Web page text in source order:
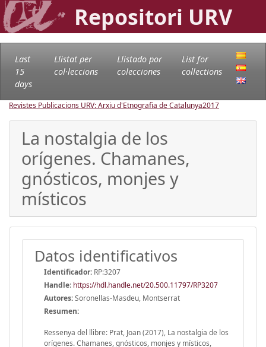
Repositori URV
Last
15
days
Llistat per
col·leccions
Llistado por
colecciones
List for
collections
Revistes Publicacions URV: Arxiu d'Etnografia de Catalunya2017
La nostalgia de los
orígenes. Chamanes,
gnósticos, monjes y
místicos
Datos identificativos
Identificador: RP:3207
Handle: https://hdl.handle.net/20.500.11797/RP3207
Autores:Soronellas-Masdeu, Montserrat
Resumen:
Ressenya del llibre: Prat, Joan (2017), La nostalgia de los
orígenes. Chamanes, gnósticos, monjes y místicos,